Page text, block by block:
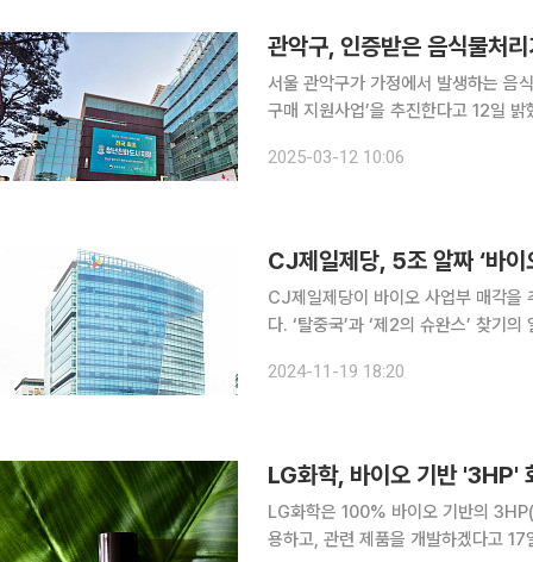
관악구, 인증받은 음식물처
서울 관악구가 가정에서 발생하는 음
구매 지원사업’을 추진한다고 12일 밝혔다. 가정용 소형감량기는 가열, 건조, 미생물 발
해 가정용 음식물처리기를 구매했거
2025-03-12 10:06
CJ제일제당, 5조 알짜 ‘바이
CJ제일제당이 바이오 사업부 매각을
다. ‘탈중국’과 ‘제2의 슈완스’ 찾기의 일환이라는 분석
2024-11-19 18:20
LG화학, 바이오 기반 '3HP'
LG화학은 100% 바이오 기반의
용하고, 관련 제품을 개발하겠다고 17일 밝혔다. 3HP는 식물성 원료의 미생